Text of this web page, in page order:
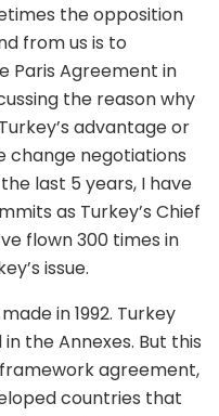
the opposition
from us is to
Paris Agreement in
the reason why
advantage or
change negotiations
last 5 years, I have
as Turkey’s Chief
flown 300 times in
issue.
in 1992. Turkey
the Annexes. But this
agreement,
countries that